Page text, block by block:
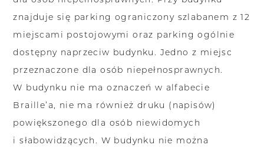
znajduje się parking ograniczony szlabanem z 12
miejscami postojowymi oraz parking ogólnie
dostępny naprzeciw budynku. Jedno z miejsc
przeznaczone dla osób niepełnosprawnych.
W budynku nie ma oznaczeń w alfabecie
Braille’a, nie ma również druku (napisów)
powiększonego dla osób niewidomych
i słabowidzących. W budynku nie można